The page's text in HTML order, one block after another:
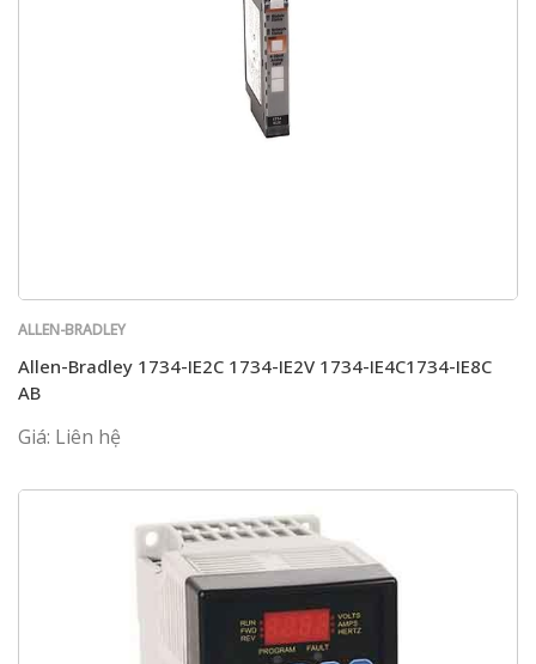
ALLEN-BRADLEY
Allen-Bradley 1734-IE2C 1734-IE2V 1734-IE4C1734-IE8C
AB
Giá: Liên hệ